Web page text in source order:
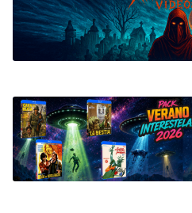
Bluray
Clasificada S
artwork
fantaterror
Jesús Franco